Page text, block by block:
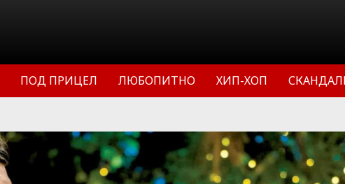
ПОД ПРИЦЕЛ ЛЮБОПИТНО ХИП-ХОП